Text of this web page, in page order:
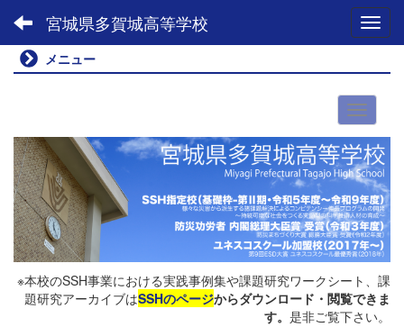
宮城県多賀城高等学校
メニュー
※本校のSSH事業における実践事例集や課題研究ワークシート、課
題研究アーカイブはSSHのページからダウンロード・閲覧できま
す。 是非ご覧下さい。